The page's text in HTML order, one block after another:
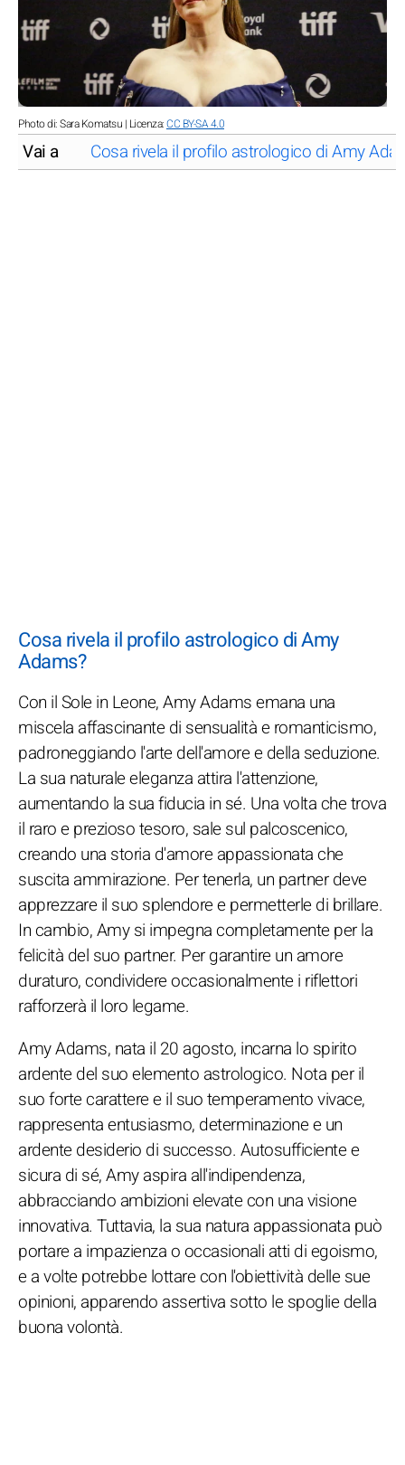
Photo di: Sara Komatsu | Licenza:CC BY-SA 4.0
Vai a Cosa rivela il profilo astrologico di Amy
Cosa rivela il profilo astrologico di Amy
Adams?
Con il Sole in Leone, Amy Adams emana una
miscela affascinante di sensualità e romanticismo,
padroneggiando l'arte dell'amore e della seduzione.
La sua naturale eleganza attira l'attenzione,
aumentando la sua fiducia in sé. Una volta che trova
il raro e prezioso tesoro, sale sul palcoscenico,
creando una storia d'amore appassionata che
suscita ammirazione. Per tenerla, un partner deve
apprezzare il suo splendore e permetterle di brillare.
In cambio, Amy si impegna completamente per la
felicità del suo partner. Per garantire un amore
duraturo, condividere occasionalmente i riflettori
rafforzerà il loro legame.
Amy Adams, nata il 20 agosto, incarna lo spirito
ardente del suo elemento astrologico. Nota per il
suo forte carattere e il suo temperamento vivace,
rappresenta entusiasmo, determinazione e un
ardente desiderio di successo. Autosufficiente e
sicura di sé, Amy aspira all'indipendenza,
abbracciando ambizioni elevate con una visione
innovativa. Tuttavia, la sua natura appassionata può
portare a impazienza o occasionali atti di egoismo,
e a volte potrebbe lottare con l'obiettività delle sue
opinioni, apparendo assertiva sotto le spoglie della
buona volontà.